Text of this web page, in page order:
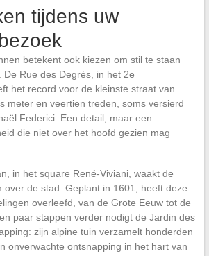
tijdens uw
betekent ook kiezen om stil te staan
Rue des Degrés, in het 2e
het record voor de kleinste straat van
meter en veertien treden, soms versierd
Federici. Een detail, maar een
die niet over het hoofd gezien mag
in het square René-Viviani, waakt de
over de stad. Geplant in 1601, heeft deze
overleefd, van de Grote Eeuw tot de
paar stappen verder nodigt de Jardin des
zijn alpine tuin verzamelt honderden
onverwachte ontsnapping in het hart van